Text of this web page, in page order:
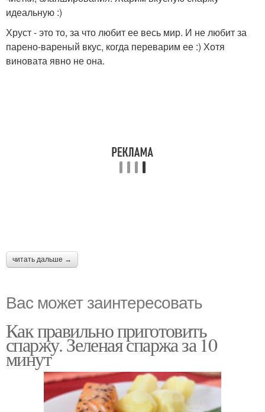
идеальную :)
Хруст - это то, за что любит ее весь мир. И не любит за
парено-вареный вкус, когда переварим ее :) Хотя
виновата явно не она.
читать дальше →
Вас может заинтересовать
Как правильно приготовить
спаржу. Зеленая спаржа за 10
минут